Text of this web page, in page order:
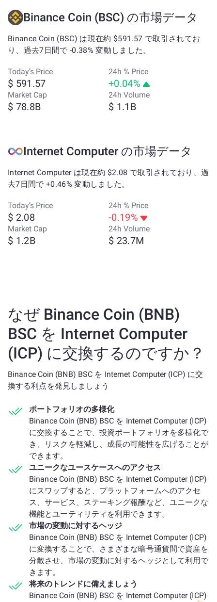
Binance Coin (BSC) の市場データ
Binance Coin (BSC) は現在約 $591.57 で取引されてお
り、過去7日間で -0.38% 変動しました。
Today’s Price
$ 591.57
24h % Price
+0.04%
Market Cap
$ 78.8B
24h Volume
$ 1.1B
Internet Computer の市場データ
Internet Computer は現在約 $2.08 で取引されており、過
去7日間で +0.46% 変動しました。
Today’s Price
$ 2.08
24h % Price
-0.19%
Market Cap
$ 1.2B
24h Volume
$ 23.7M
なぜ Binance Coin (BNB)
BSC を Internet Computer
(ICP) に交換するのですか？
Binance Coin (BNB) BSC を Internet Computer (ICP) に交
換する利点を発見しましょう
ポートフォリオの多様化
Binance Coin (BNB) BSC を Internet Computer (ICP)
に交換することで、投資ポートフォリオを多様化で
き、リスクを軽減し、成長の可能性を広げることが
できます。
ユニークなユースケースへのアクセス
Binance Coin (BNB) BSC を Internet Computer (ICP)
にスワップすると、プラットフォームへのアクセ
ス、サービス、ステーキング報酬など、ユニークな
機能とユーティリティを利用できます。
市場の変動に対するヘッジ
Binance Coin (BNB) BSC を Internet Computer (ICP)
に変換することで、さまざまな暗号通貨間で資産を
分散させ、市場の変動に対するヘッジとして利用で
きます。
将来のトレンドに備えましょう
Binance Coin (BNB) BSC を Internet Computer (ICP)